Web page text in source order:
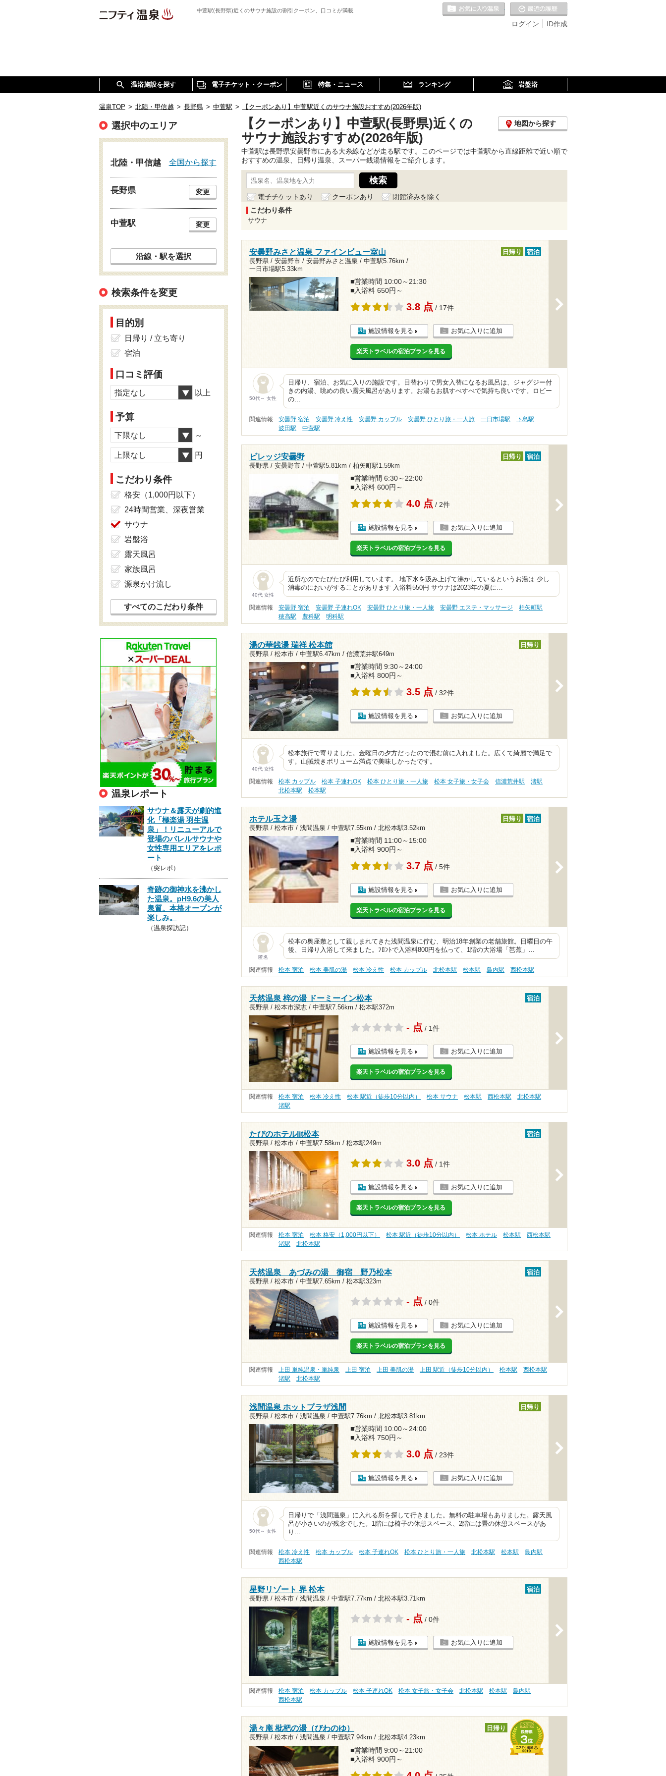
中萱駅(長野県)近くのサウナ施設の割引クーポン、口コミが満載
ID作成
ログイン
お気に入りの温泉
温浴施設を探す 電子チケット・クーポン 特集・ニュース ランキング 岩盤浴
温泉TOP > 北陸・甲信越 > 長野県 > 中萱駅 > 【クーポンあり】中萱駅近くのサウナ施設おすすめ(2026年版)
【クーポンあり】中萱駅(長野県)近くの
サウナ施設おすすめ(2026年版)
地図から探す
中萱駅は長野県安曇野市にある大糸線などが走る駅です。このページでは中萱駅から直線距離で近い順で
おすすめの温泉、日帰り温泉、スーパー銭湯情報をご紹介します。
電子チケットあり クーポンあり
閉館済みを除く
こだわり条件
サウナ
安曇野みさと温泉 ファインビュー室山
長野県 / 安曇野市 / 安曇野みさと温泉 / 中萱駅5.76km /
一日市場駅5.33km
日帰り 宿泊
■営業時間 10:00～21:30
■入浴料 650円～
3.8 点 / 17件
施設情報を見る お気に入りに追加
楽天トラベルの宿泊プランを見る
50代～ 女性
日帰り、宿泊、お気に入りの施設です。日替わりで男女入替になるお風呂は、ジャグジー付
きの内湯、眺めの良い露天風呂があります。お湯もお肌すべすべで気持ち良いです。ロビー
の…
関連情報 安曇野 宿泊 安曇野 冷え性 安曇野 カップル 安曇野 ひとり旅・一人旅 一日市場駅
下島駅
波田駅
中萱駅
ビレッジ安曇野
長野県 / 安曇野市 / 中萱駅5.81km / 柏矢町駅1.59km
日帰り 宿泊
■営業時間 6:30～22:00
■入浴料 600円～
4.0 点 / 2件
施設情報を見る お気に入りに追加
楽天トラベルの宿泊プランを見る
40代 女性
近所なのでたびたび利用しています。 地下水を汲み上げて沸かしているというお湯は 少し
消毒のにおいがすることがあります 入浴料550円 サウナは2023年の夏に…
関連情報 安曇野 宿泊 安曇野 子連れOK 安曇野 ひとり旅・一人旅 安曇野 エステ・マッサージ
柏矢町駅
穂高駅
豊科駅 明科駅
湯の華銭湯 瑞祥 松本館
長野県 / 松本市 / 中萱駅6.47km / 信濃荒井駅649m
日帰り
■営業時間 9:30～24:00
■入浴料 800円～
3.5 点 / 32件
施設情報を見る お気に入りに追加
40代 女性
松本旅行で寄りました。金曜日の夕方だったので混む前に入れました。広くて綺麗で満足で
す。山賊焼きボリューム満点で美味しかったです。
関連情報 松本 カップル 松本 子連れOK 松本 ひとり旅・一人旅 松本 女子旅・女子会 信濃荒井駅
渚駅
北松本駅
松本駅
ホテル玉之湯
長野県 / 松本市 / 浅間温泉 / 中萱駅7.55km / 北松本駅3.52km
日帰り 宿泊
■営業時間 11:00～15:00
■入浴料 900円～
3.7 点 / 5件
施設情報を見る お気に入りに追加
楽天トラベルの宿泊プランを見る
匿名
松本の奥座敷として親しまれてきた浅間温泉に佇む、明治18年創業の老舗旅館。日曜日の午
後、日帰り入浴して来ました。ﾌﾛﾝﾄで入浴料800円を払って、1階の大浴場「芭蕉」…
関連情報 松本 宿泊 松本 美肌の湯 松本 冷え性 松本 カップル 北松本駅 松本駅 島内駅 西松本駅
天然温泉 梓の湯 ドーミーイン松本
長野県 / 松本市深志 / 中萱駅7.56km / 松本駅372m
宿泊
- 点 / 1件
施設情報を見る お気に入りに追加
楽天トラベルの宿泊プランを見る
関連情報 松本 宿泊 松本 冷え性 松本 駅近（徒歩10分以内） 松本 サウナ 松本駅 西松本駅
北松本駅
渚駅
たびのホテルlit松本
長野県 / 松本市 / 中萱駅7.58km / 松本駅249m
宿泊
3.0 点 / 1件
施設情報を見る お気に入りに追加
楽天トラベルの宿泊プランを見る
関連情報 松本 宿泊 松本 格安（1,000円以下） 松本 駅近（徒歩10分以内） 松本 ホテル 松本駅
西松本駅
渚駅
北松本駅
天然温泉 あづみの湯 御宿 野乃松本
長野県 / 松本市 / 中萱駅7.65km / 松本駅323m
宿泊
- 点 / 0件
施設情報を見る お気に入りに追加
楽天トラベルの宿泊プランを見る
関連情報 上田 単純温泉・単純泉 上田 宿泊 上田 美肌の湯 上田 駅近（徒歩10分以内） 松本駅
西松本駅
渚駅
北松本駅
浅間温泉 ホットプラザ浅間
長野県 / 松本市 / 浅間温泉 / 中萱駅7.76km / 北松本駅3.81km
日帰り
■営業時間 10:00～24:00
■入浴料 750円～
3.0 点 / 23件
施設情報を見る お気に入りに追加
50代～ 女性
日帰りで「浅間温泉」に入れる所を探して行きました。無料の駐車場もありました。露天風
呂が小さいのが残念でした。1階には椅子の休憩スペース、2階には畳の休憩スペースがあ
り…
関連情報 松本 冷え性 松本 カップル 松本 子連れOK 松本 ひとり旅・一人旅 北松本駅 松本駅
島内駅
西松本駅
星野リゾート 界 松本
長野県 / 松本市 / 浅間温泉 / 中萱駅7.77km / 北松本駅3.71km
宿泊
- 点 / 0件
施設情報を見る お気に入りに追加
関連情報 松本 宿泊 松本 カップル 松本 子連れOK 松本 女子旅・女子会 北松本駅 松本駅
島内駅
西松本駅
湯々庵 枇杷の湯（びわのゆ）
長野県 / 松本市 / 浅間温泉 / 中萱駅7.94km / 北松本駅4.23km
日帰り
■営業時間 9:00～21:00
■入浴料 900円～
選択中のエリア
北陸・甲信越 全国から探す
長野県 変更
中萱駅 変更
沿線・駅を選択
検索条件を変更
目的別
日帰り / 立ち寄り
宿泊
口コミ評価
指定なし 以上
予算
下限なし ～
上限なし 円
こだわり条件
格安（1,000円以下）
24時間営業、深夜営業
サウナ
岩盤浴
露天風呂
家族風呂
源泉かけ流し
すべてのこだわり条件
温泉レポート
サウナ＆露天が劇的進
化「極楽湯 羽生温
泉」！リニューアルで
登場のバレルサウナや
女性専用エリアをレポ
ート
（突レポ）
奇跡の御神水を沸かし
た温泉。pH9.6の美人
泉質。本格オープンが
楽しみ。
（温泉探訪記）